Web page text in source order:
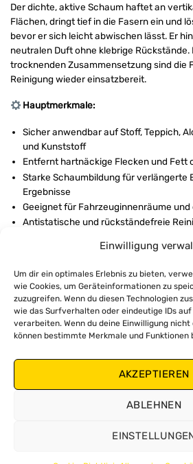
Einwilligung
Um dir ein optimales Erlebnis zu bieten,
wie Cookies, um Geräteinformationen zu
zuzugreifen. Wenn du diesen Technologien
wie das Surfverhalten oder eindeutige IDs
verarbeiten. Wenn du deine Einwilligung
können bestimmte Merkmale und
AKZEPTIEREN
ABLEHNEN
Der dichte, aktive Schaum haftet an
Flächen, dringt tief in die Fasern ein und
bevor er sich leicht abwischen lässt. Er
neutralen Duft ohne klebrige Rückstände.
trocknenden Zusammensetzung sind die
Reinigung wieder einsatzbereit.
Hauptmerkmale:
Sicher anwendbar auf Stoff, Teppich,
und Kunststoff
Entfernt hartnäckige Flecken und Fett
Starke Schaumbildung für verlängerte
Ergebnisse
Geeignet für Fahrzeuginnenräume und
Antistatische und rückständefreie
ANWENDUNG:
Vor Gebrauch gut schütteln.
Gleichmäßig aus 15–20 cm Entfernung
Schaum 20–30 Sekunden einwirken
Mit einem Schwamm oder einer Bürste
Gründlich mit einem sauberen
Vor der vollständigen Anwendung immer
Stelle auf Farbechtheit testen. Nicht auf